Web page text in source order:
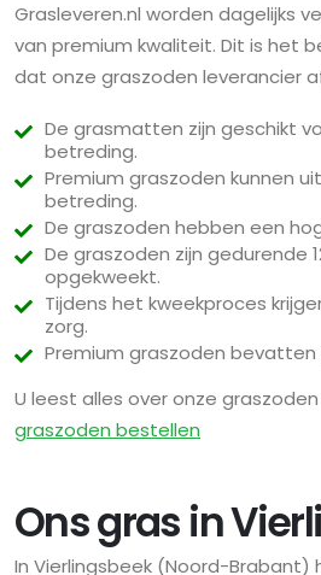
Grasleveren.nl worden dagelijks
van premium kwaliteit. Dit is het
dat onze graszoden leverancier
De grasmatten zijn geschikt
betreding.
Premium graszoden kunnen
betreding.
De graszoden hebben een
De graszoden zijn gedurende
opgekweekt.
Tijdens het kweekproces
zorg.
Premium graszoden
U leest alles over onze graszoden
graszoden bestellen
Ons gras in
In Vierlingsbeek (Noord-Brabant)